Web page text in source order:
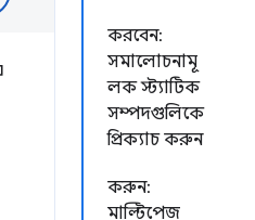
করবেন:
সমালোচনামূ
লক স্ট্যাটিক
সম্পদগুলিকে
প্রিক্যাচ করুন
করুন:
মাল্টিপেজ